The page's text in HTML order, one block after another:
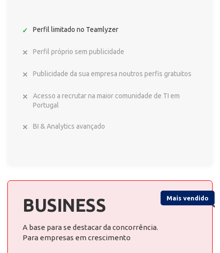
Perfil limitado no Teamlyzer
Perfil próprio sem publicidade
Publicidade da sua empresa noutros perfis gratuitos
Acesso a recrutar na maior comunidade de TI em
Portugal
BI & Analytics avançado
Mais vendido
BUSINESS
A base para se destacar da concorrência.
Para empresas em crescimento